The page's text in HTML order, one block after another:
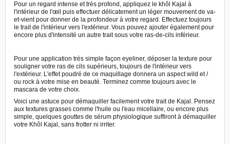
Pour un regard intense et très profond, appliquez le khôl Kajal à
l'intérieur de l'œil puis effectuer délicatement un léger mouvement de va-
et-vient pour donner de la profondeur à votre regard. Effectuez toujours
le trait de l'intérieur vers l'extérieur. Vous pouvez ajouter également pour
encore plus d'intensité un autre trait sous votre ras-de-cils inférieur.
Pour une application très simple façon eyeliner, déposer la texture pour
souligner votre ras de cils supérieurs, toujours de l'intérieur vers
l'extérieur. L'effet poudré de ce maquillage donnera un aspect wild et /
ou rock à votre mise en beauté. Terminez comme toujours avec le
mascara de votre choix.
Voici une astuce pour démaquiller facilement votre trait de Kajal. Pensez
aux textures grasses comme l'huile ou l'eau micellaire, ou encore plus
simple, quelques gouttes de sérum physiologique suffiront à démaquiller
votre Khôl Kajal, sans frotter ni irriter.